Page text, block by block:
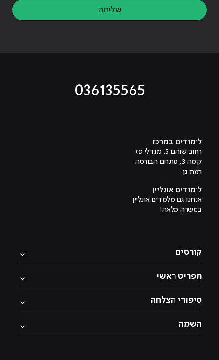
שליחה
036135565
לימודים במרכז
רחוב שוהם 5, מגדלי פז
קומה 3, מתחם הבורסה
רמת גן
לימודים אונליין
אנחנו גם מלמדים אונליין
במשרה מלאה!
קורסים
תפריט ראשי
סיפורי הצלחה
השמה